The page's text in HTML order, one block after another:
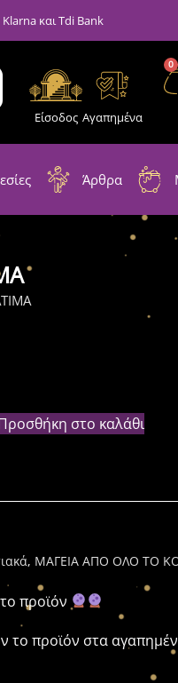
και Tdi Bank
Είσοδος Αγαπημένα
0
Άρθρα
στο καλάθι
, ΜΑΓΕΙΑ ΑΠΟ ΟΛΟ ΤΟ
προϊόν
το προϊόν στα